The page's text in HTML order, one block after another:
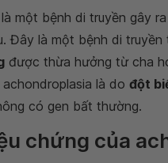
một bệnh di truyền gây
Đây là một bệnh di
được thừa hưởng từ cha
là do đột
có gen bất thường.
chứng của